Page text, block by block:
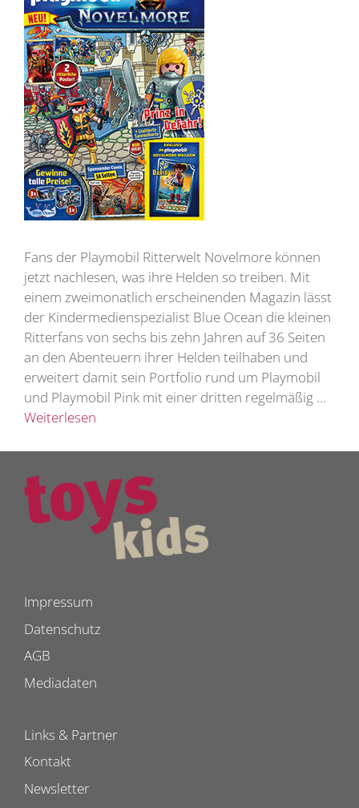
Fans der Playmobil Ritterwelt Novelmore können
jetzt nachlesen, was ihre Helden so treiben. Mit
einem zweimonatlich erscheinenden Magazin lässt
der Kindermedienspezialist Blue Ocean die kleinen
Ritterfans von sechs bis zehn Jahren auf 36 Seiten
an den Abenteuern ihrer Helden teilhaben und
erweitert damit sein Portfolio rund um Playmobil
und Playmobil Pink mit einer dritten regelmäßig …
Weiterlesen
Impressum
Datenschutz
AGB
Mediadaten
Links & Partner
Kontakt
Newsletter